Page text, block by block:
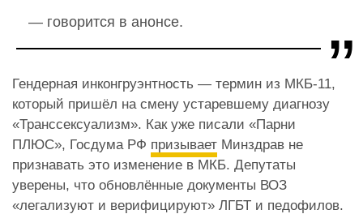
— говорится в анонсе.
Гендерная инконгруэнтность — термин из МКБ-11,
который пришёл на смену устаревшему диагнозу
«Транссексуализм». Как уже писали «Парни
ПЛЮС», Госдума РФ призывает Минздрав не
признавать это изменение в МКБ. Депутаты
уверены, что обновлённые документы ВОЗ
«легализуют и верифицируют» ЛГБТ и педофилов.